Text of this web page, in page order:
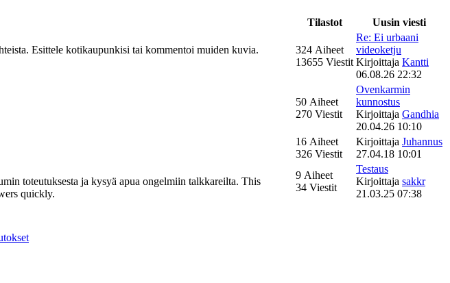
Tilastot
Uusin viesti
Esittele kotikaupunkisi tai kommentoi muiden kuvia.
324 Aiheet
13655 Viestit
Re: Ei urbaani
videoketju
Kirjoittaja Kantti
06.08.26 22:32
50 Aiheet
270 Viestit
Ovenkarmin
kunnostus
Kirjoittaja Gandhia
20.04.26 10:10
16 Aiheet
326 Viestit
Kirjoittaja Juhannus
27.04.18 10:01
toteutuksesta ja kysyä apua ongelmiin talkkareilta. This
quickly.
9 Aiheet
34 Viestit
Testaus
Kirjoittaja sakkr
21.03.25 07:38